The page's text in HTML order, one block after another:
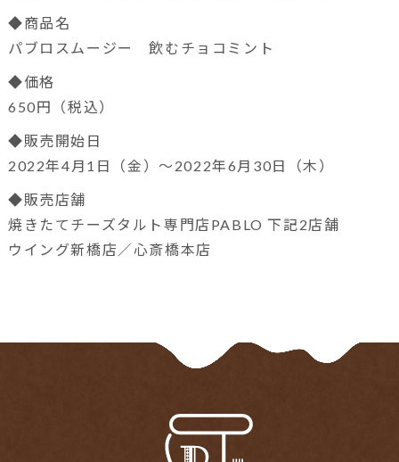
◆商品名
パブロスムージー 飲むチョコミント
◆価格
650円（税込）
◆販売開始日
2022年4月1日（金）～2022年6月30日（木）
◆販売店舗
焼きたてチーズタルト専門店PABLO 下記2店舗
ウイング新橋店／心斎橋本店